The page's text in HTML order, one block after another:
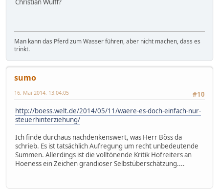
Christian Wulff?
Man kann das Pferd zum Wasser führen, aber nicht machen, dass es
trinkt.
sumo
#10
16. Mai 2014, 13:04:05
http://boess.welt.de/2014/05/11/waere-es-doch-einfach-nur-
steuerhinterziehung/
Ich finde durchaus nachdenkenswert, was Herr Böss da
schrieb. Es ist tatsächlich Aufregung um recht unbedeutende
Summen. Allerdings ist die volltönende Kritik Hofreiters an
Hoeness ein Zeichen grandioser Selbstüberschätzung....